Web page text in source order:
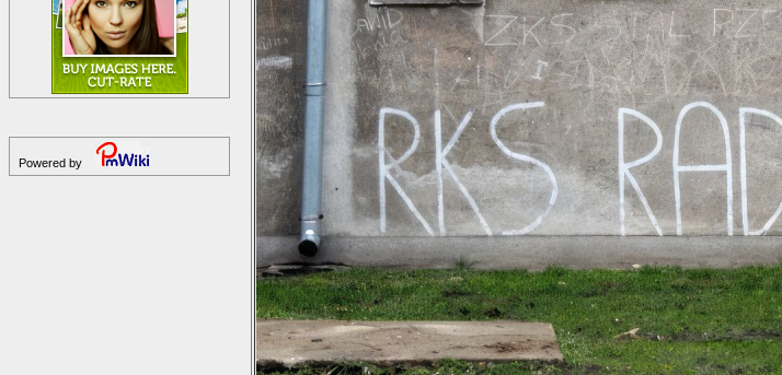
Powered by